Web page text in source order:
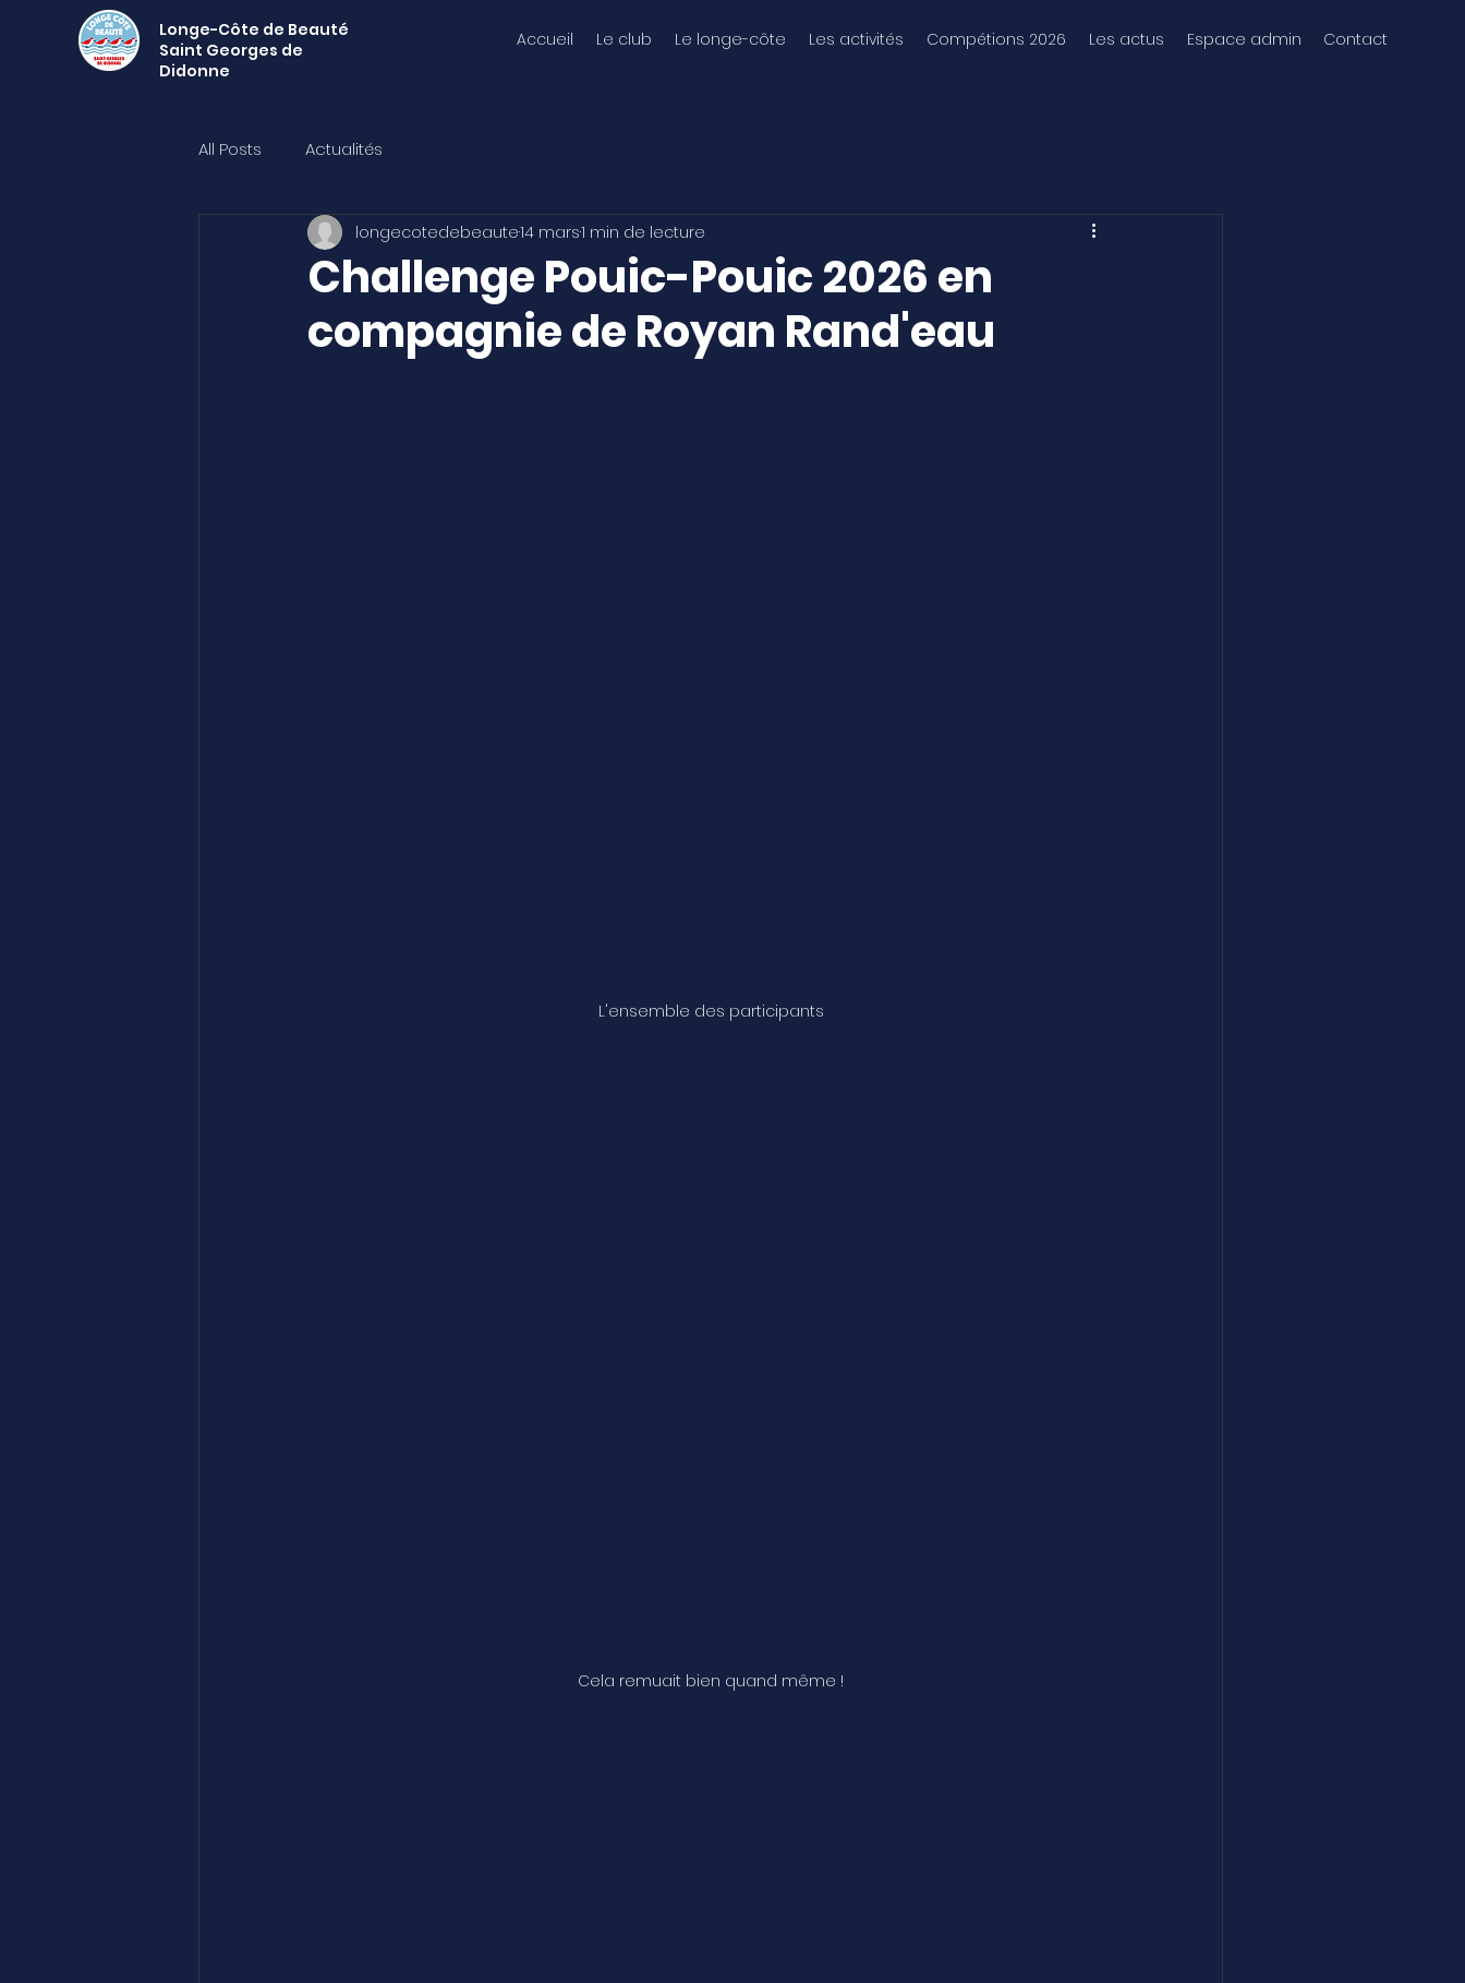
Longe-Côte de Beauté
Saint Georges de
Didonne
Accueil Le club Le longe-côte Les activités Compétions 2026 Les actus Espace admin Contact
All Posts Actualités
Challenge Pouic-Pouic 2026 en
compagnie de Royan Rand'eau
longecotedebeaute14 mars1 min de lecture
L'ensemble des participants
Cela remuait bien quand même !